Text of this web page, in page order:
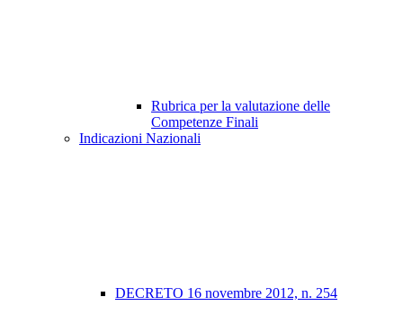
Rubrica per la valutazione delle
Competenze Finali
Indicazioni Nazionali
DECRETO 16 novembre 2012, n. 254